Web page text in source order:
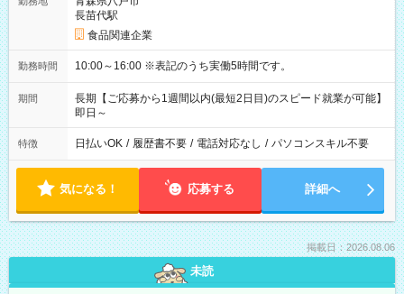
長苗代駅
食品関連企業
勤務時間 10:00～16:00 ※表記のうち実働5時間です。
期間
長期【ご応募から1週間以内(最短2日目)のスピード就業が可能】
即日～
特徴 日払いOK / 履歴書不要 / 電話対応なし / パソコンスキル不要
気になる！ 応募する 詳細へ
掲載日：2026.08.06
未読